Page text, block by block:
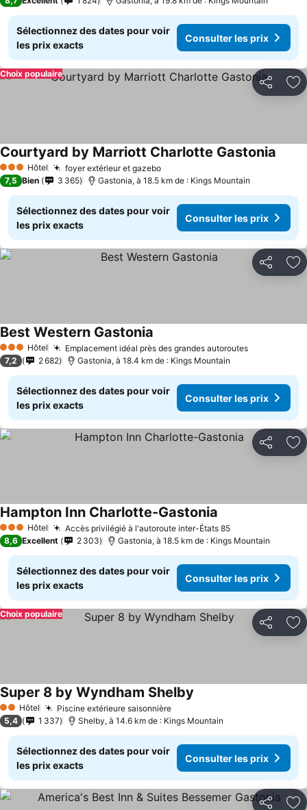
Sélectionnez des dates pour voir
les prix exacts
Consulter les prix
Partager
Choix populaire
3 ÉtoilesHôtel foyer extérieur et gazebo
Courtyard by Marriott Charlotte Gastonia
7,5 Bien 3 365 Gastonia, à 18.5 km de : Kings Mountain
Sélectionnez des dates pour voir
les prix exacts
Consulter les prix
Partager
3 ÉtoilesHôtel Emplacement idéal près des grandes autoroutes
Best Western Gastonia
7,2 2 682 Gastonia, à 18.4 km de : Kings Mountain
Sélectionnez des dates pour voir
les prix exacts
Consulter les prix
Partager
3 ÉtoilesHôtel Accès privilégié à l'autoroute inter-États 85
Hampton Inn Charlotte-Gastonia
8,6 Excellent 2 303 Gastonia, à 18.5 km de : Kings Mountain
Sélectionnez des dates pour voir
les prix exacts
Consulter les prix
Partager
Choix populaire
2 Étoiles
Hôtel Piscine extérieure saisonnière
Super 8 by Wyndham Shelby
5,4 1 337 Shelby, à 14.6 km de : Kings Mountain
Sélectionnez des dates pour voir
les prix exacts
Consulter les prix